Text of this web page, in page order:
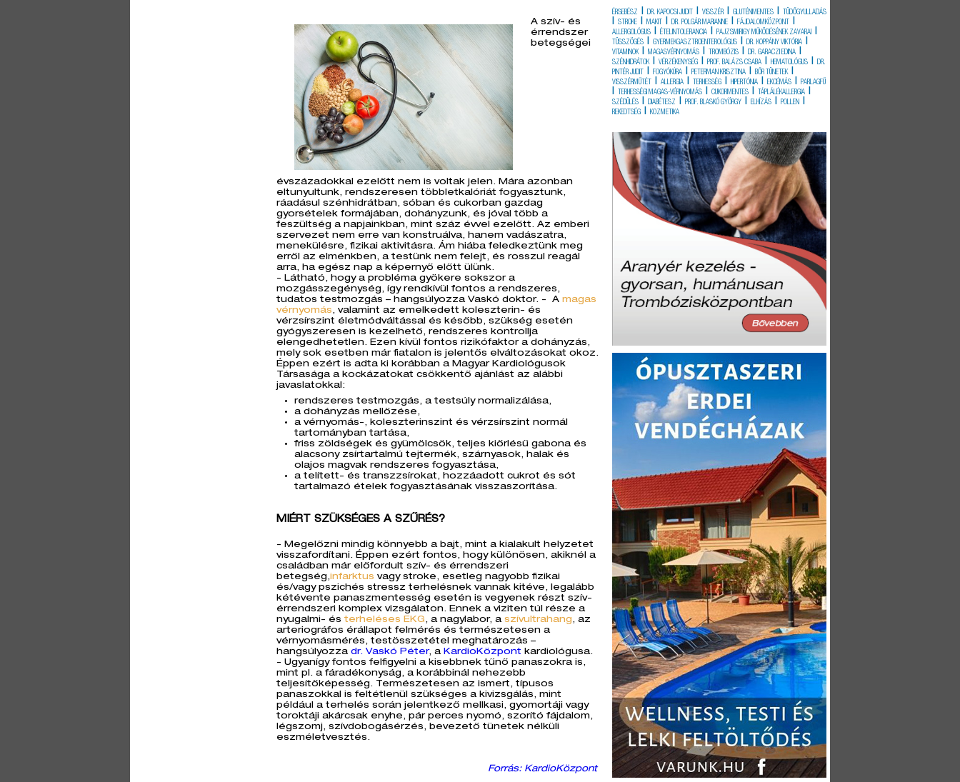
A szív- és
érrendszer
betegségei
évszázadokkal ezelőtt nem is voltak jelen. Mára azonban
eltunyultunk, rendszeresen többletkalóriát fogyasztunk,
ráadásul szénhidrátban, sóban és cukorban gazdag
gyorsételek formájában, dohányzunk, és jóval több a
feszültség a napjainkban, mint száz évvel ezelőtt. Az emberi
szervezet nem erre van konstruálva, hanem vadászatra,
menekülésre, fizikai aktivitásra. Ám hiába feledkeztünk meg
erről az elménkben, a testünk nem felejt, és rosszul reagál
arra, ha egész nap a képernyő előtt ülünk.
- Látható, hogy a probléma gyökere sokszor a
mozgásszegénység, így rendkívül fontos a rendszeres,
tudatos testmozgás – hangsúlyozza Vaskó doktor. - A magas
vérnyomás, valamint az emelkedett koleszterin- és
vérzsírszint életmódváltással és később, szükség esetén
gyógyszeresen is kezelhető, rendszeres kontrollja
elengedhetetlen. Ezen kívül fontos rizikófaktor a dohányzás,
mely sok esetben már fiatalon is jelentős elváltozásokat okoz.
Éppen ezért is adta ki korábban a Magyar Kardiológusok
Társasága a kockázatokat csökkentő ajánlást az alábbi
javaslatokkal:
rendszeres testmozgás, a testsúly normalizálása,
a dohányzás mellőzése,
a vérnyomás-, koleszterinszint és vérzsírszint normál
tartományban tartása,
friss zöldségek és gyümölcsök, teljes kiőrlésű gabona és
alacsony zsírtartalmú tejtermék, szárnyasok, halak és
olajos magvak rendszeres fogyasztása,
a telített- és transzzsírokat, hozzáadott cukrot és sót
tartalmazó ételek fogyasztásának visszaszorítása.
MIÉRT SZÜKSÉGES A SZŰRÉS?
- Megelőzni mindig könnyebb a bajt, mint a kialakult helyzetet
visszafordítani. Éppen ezért fontos, hogy különösen, akiknél a
családban már előfordult szív- és érrendszeri
betegség,infarktus vagy stroke, esetleg nagyobb fizikai
és/vagy pszichés stressz terhelésnek vannak kitéve, legalább
kétévente panaszmentesség esetén is vegyenek részt szív-
érrendszeri komplex vizsgálaton. Ennek a viziten túl része a
nyugalmi- és terheléses EKG, a nagylabor, a szívultrahang , az
arteriográfos érállapot felmérés és természetesen a
vérnyomásmérés, testösszetétel meghatározás –
hangsúlyozza dr. Vaskó Péter, a KardioKözpont kardiológusa.
- Ugyanígy fontos felfigyelni a kisebbnek tűnő panaszokra is,
mint pl. a fáradékonyság, a korábbinál nehezebb
teljesítőképesség. Természetesen az ismert, típusos
panaszokkal is feltétlenül szükséges a kivizsgálás, mint
például a terhelés során jelentkező mellkasi, gyomortáji vagy
toroktáji akárcsak enyhe, pár perces nyomó, szorító fájdalom,
légszomj, szívdobogásérzés, bevezető tünetek nélküli
eszméletvesztés.
Forrás: KardioKözpont
ÉRSEBÉSZ | DR. KAPOCSI JUDIT | VISSZÉR | GLUTÉNMENTES | TÜDŐGYULLADÁS
| STROKE | MAKIT | DR. POLGÁR MARIANNE | FÁJDALOMKÖZPONT |
ALLERGOLÓGUS | ÉTELINTOLERANCIA | PAJZSMIRIGY MŰKÖDÉSÉNEK ZAVARAI |
TÜSSZÖGÉS | GYERMEKGASZTROENTEROLÓGUS | DR. KOPPÁNY VIKTÓRIA |
VITAMINOK| MAGASVÉRNYOMÁS | TROMBÓZIS | DR. GARACZI EDINA |
SZÉNHIDRÁTOK| VÉRZÉKENYSÉG | PROF. BALÁZS CSABA | HEMATOLÓGUS | DR.
PINTÉR JUDIT
| FOGYÓKÚRA | PETERMAN KRISZTINA | BŐR TÜNETEK|
VISSZÉRMŰTÉT | ALLERGIA | TERHESSÉG | HIPERTÓNIA | EKCÉMÁS | PARLAGFŰ
| TERHESSÉGI MAGAS-VÉRNYOMÁS | CUKORMENTES | TÁPLÁLÉKALLERGIA |
SZÉDÜLÉS | DIABÉTESZ | PROF. BLASKÓ GYÖRGY | ELHÍZÁS | POLLEN |
REKEDTSÉG | KOZMETIKA